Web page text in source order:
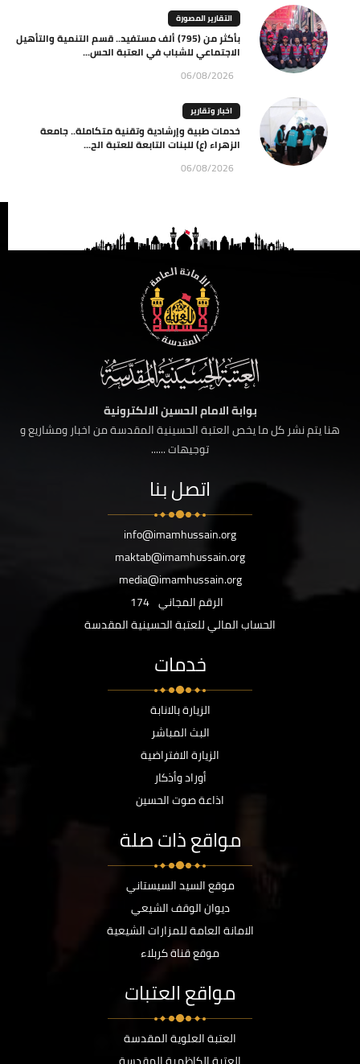
التقارير المصورة
بأكثر من (795) ألف مستفيد.. قسم التنمية والتأهيل
الاجتماعي للشباب في العتبة الحس...
06/08/2026
اخبار وتقارير
خدمات طبية وإرشادية وتقنية متكاملة.. جامعة
الزهراء (ع) للبنات التابعة للعتبة الح...
06/08/2026
بوابة الامام الحسين الالكترونية
هنا يتم نشر كل ما يخص العتبة الحسينية المقدسة من اخبار ومشاريع و
توجيهات ......
اتصل بنا
info@imamhussain.org
maktab@imamhussain.org
media@imamhussain.org
الرقم المجاني 174
الحساب المالي للعتبة الحسينية المقدسة
خدمات
الزيارة بالانابة
البث المباشر
الزيارة الافتراضية
أوراد وأذكار
اذاعة صوت الحسين
مواقع ذات صلة
موقع السيد السيستاني
ديوان الوقف الشيعي
الامانة العامة للمزارات الشيعية
موقع قناة كربلاء
مواقع العتبات
العتبة العلوية المقدسة